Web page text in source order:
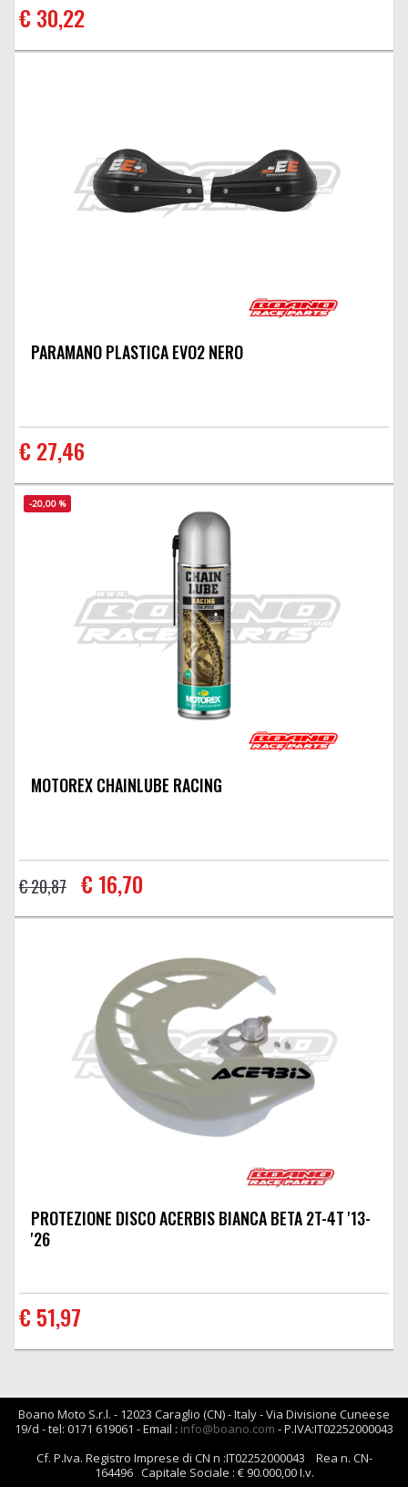
€ 30,22
PARAMANO PLASTICA EVO2 NERO
€ 27,46
-20,00 %
MOTOREX CHAINLUBE RACING
€ 20,87 € 16,70
PROTEZIONE DISCO ACERBIS BIANCA BETA 2T-4T '13-
'26
€ 51,97
Boano Moto S.r.l. - 12023 Caraglio (CN) - Italy - Via Divisione Cuneese
19/d - tel: 0171 619061 - Email : info@boano.com - P.IVA:IT02252000043
Cf. P.Iva. Registro Imprese di CN n :IT02252000043 Rea n. CN-
164496 Capitale Sociale : € 90.000,00 I.v.